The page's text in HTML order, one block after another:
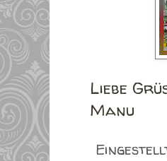
Liebe
Manu